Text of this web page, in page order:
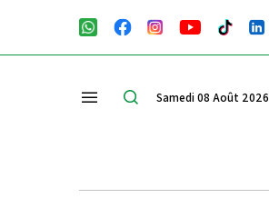
Samedi 08 Août 2026